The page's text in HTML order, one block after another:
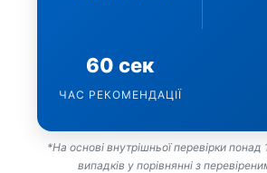
60 сек
ЧАС РЕКОМЕНДАЦІЇ
*На основі внутрішньої перевірки
випадків у порівнянні з